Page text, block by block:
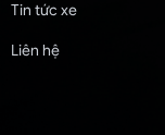
Tin tức xe
Liên hệ